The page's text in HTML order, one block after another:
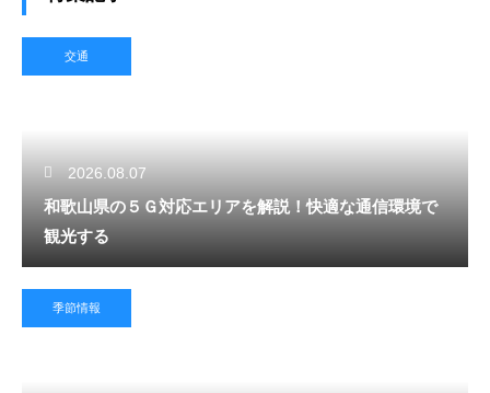
交通
2026.08.07
和歌山県の５Ｇ対応エリアを解説！快適な通信環境で
観光する
季節情報